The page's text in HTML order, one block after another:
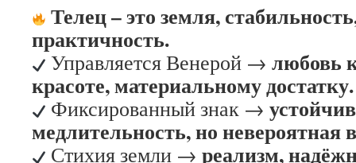
Телец – это земля,
практичность.
Управляется Венерой →любовь
красоте, материальному достатку.
Фиксированный знак →
медлительность, но невероятная
Стихия земли →реализм,